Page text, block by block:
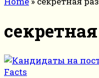
Facts